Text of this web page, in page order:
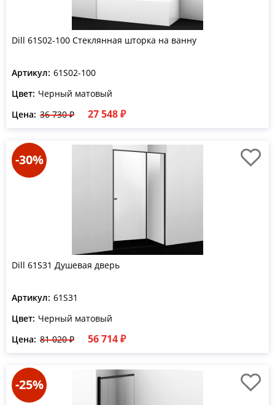
Dill 61S02-100 Стеклянная шторка на ванну
Артикул: 61S02-100
Цвет: Черный матовый
Цена: 36 730 ₽ 27 548 ₽
-30%
Dill 61S31 Душевая дверь
Артикул: 61S31
Цвет: Черный матовый
Цена: 81 020 ₽ 56 714 ₽
-25%